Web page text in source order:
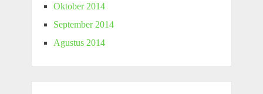
Oktober 2014
September 2014
Agustus 2014